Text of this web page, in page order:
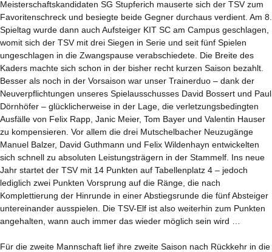
Meisterschaftskandidaten SG Stupferich mauserte sich der TSV zum
Favoritenschreck und besiegte beide Gegner durchaus verdient. Am 8.
Spieltag wurde dann auch Aufsteiger KIT SC am Campus geschlagen,
womit sich der TSV mit drei Siegen in Serie und seit fünf Spielen
ungeschlagen in die Zwangspause verabschiedete. Die Breite des
Kaders machte sich schon in der bisher recht kurzen Saison bezahlt.
Besser als noch in der Vorsaison war unser Trainerduo – dank der
Neuverpflichtungen unseres Spielausschusses David Bossert und Paul
Dörnhöfer – glücklicherweise in der Lage, die verletzungsbedingten
Ausfälle von Felix Rapp, Janic Meier, Tom Bayer und Valentin Hauser
zu kompensieren. Vor allem die drei Mutschelbacher Neuzugänge
Manuel Balzer, David Guthmann und Felix Wildenhayn entwickelten
sich schnell zu absoluten Leistungsträgern in der Stammelf. Ins neue
Jahr startet der TSV mit 14 Punkten auf Tabellenplatz 4 – jedoch
lediglich zwei Punkten Vorsprung auf die Ränge, die nach
Komplettierung der Hinrunde in einer Abstiegsrunde die fünf Absteiger
untereinander ausspielen. Die TSV-Elf ist also weiterhin zum Punkten
angehalten, wann auch immer das wieder möglich sein wird …
Für die zweite Mannschaft lief ihre zweite Saison nach Rückkehr in die